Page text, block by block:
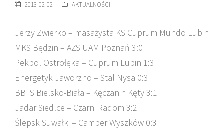
2013-02-02 AKTUALNOŚCI
Jerzy Zwierko – masażysta KS Cuprum Mundo Lubin
MKS Będzin – AZS UAM Poznań 3:0
Pekpol Ostrołęka – Cuprum Lubin 1:3
Energetyk Jaworzno – Stal Nysa 0:3
BBTS Bielsko-Biała – Kęczanin Kęty 3:1
Jadar Siedlce – Czarni Radom 3:2
Ślepsk Suwałki – Camper Wyszków 0:3